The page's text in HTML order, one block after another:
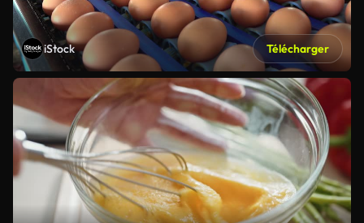
iStock Télécharger